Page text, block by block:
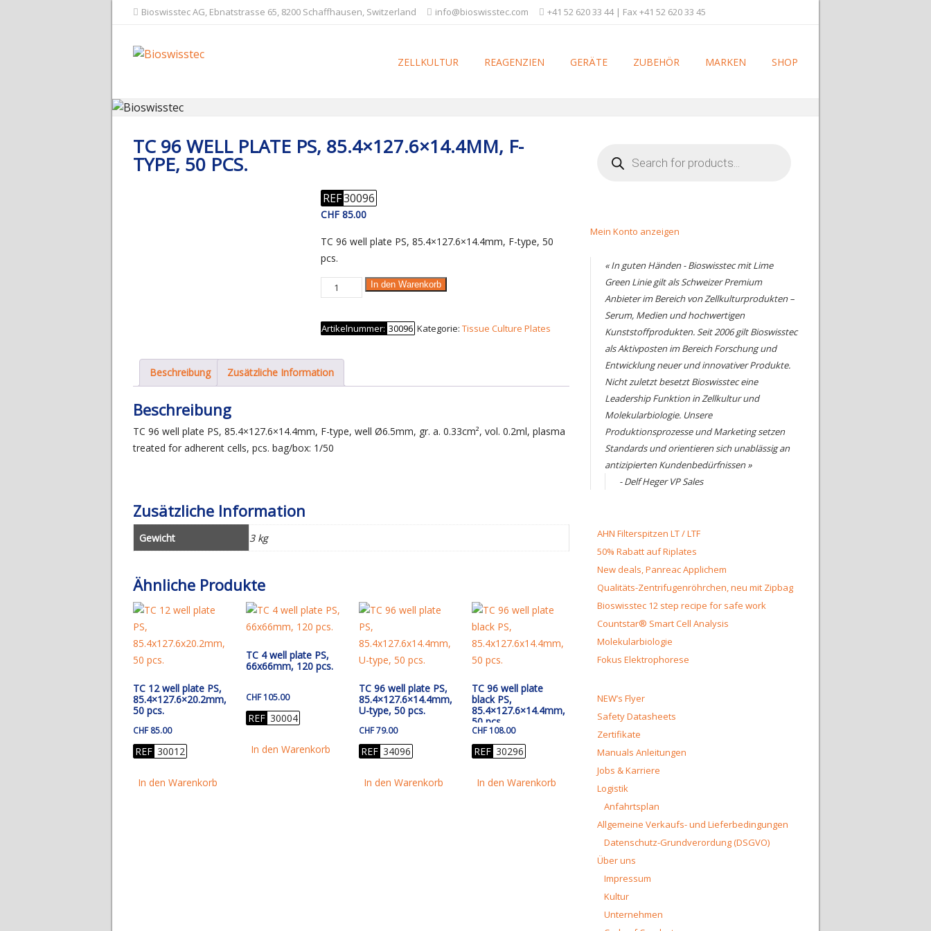
Bioswisstec AG, Ebnatstrasse 65, 8200 Schaffhausen, Switzerland info@bioswisstec.com +41 52 620 33 44 | Fax +41 52 620 33 45
ZELLKULTUR REAGENZIEN GERÄTE ZUBEHÖR MARKEN SHOP
TC 96 WELL PLATE PS, 85.4×127.6×14.4MM, F-
TYPE, 50 PCS.
REF30096
CHF85.00
TC 96 well plate PS, 85.4×127.6×14.4mm, F-type, 50
pcs.
96
well
plate
85.4x127.6x14.4mm,
F-
pcs.
Menge
In den Warenkorb
Artikelnummer: 30096 Kategorie: Tissue Culture Plates
Beschreibung Zusätzliche Information
Beschreibung
TC 96 well plate PS, 85.4×127.6×14.4mm, F-type, well Ø6.5mm, gr. a. 0.33cm², vol. 0.2ml, plasma
treated for adherent cells, pcs. bag/box: 1/50
Zusätzliche Information
Gewicht 3 kg
Ähnliche Produkte
TC 12 well plate PS,
85.4×127.6×20.2mm,
50 pcs.
CHF85.00
REF 30012
In den Warenkorb
TC 4 well plate PS,
66x66mm, 120 pcs.
CHF105.00
REF 30004
In den Warenkorb
TC 96 well plate PS,
85.4×127.6×14.4mm,
U-type, 50 pcs.
CHF79.00
REF 34096
In den Warenkorb
TC 96 well plate
black PS,
85.4×127.6×14.4mm,
50 pcs.
CHF108.00
REF 30296
In den Warenkorb
search
Mein Konto anzeigen
« In guten Händen - Bioswisstec mit Lime
Green Linie gilt als Schweizer Premium
Anbieter im Bereich von Zellkulturprodukten –
Serum, Medien und hochwertigen
Kunststoffprodukten. Seit 2006 gilt Bioswisstec
als Aktivposten im Bereich Forschung und
Entwicklung neuer und innovativer Produkte.
Nicht zuletzt besetzt Bioswisstec eine
Leadership Funktion in Zellkultur und
Molekularbiologie. Unsere
Produktionsprozesse und Marketing setzen
Standards und orientieren sich unablässig an
antizipierten Kundenbedürfnissen »
- Delf Heger VP Sales
AHN Filterspitzen LT / LTF
50% Rabatt auf Riplates
New deals, Panreac Applichem
Qualitäts-Zentrifugenröhrchen, neu mit Zipbag
Bioswisstec 12 step recipe for safe work
Countstar® Smart Cell Analysis
Molekularbiologie
Fokus Elektrophorese
NEW’s Flyer
Safety Datasheets
Zertifikate
Manuals Anleitungen
Jobs & Karriere
Logistik
Anfahrtsplan
Allgemeine Verkaufs- und Lieferbedingungen
Datenschutz-Grundverordung (DSGVO)
Über uns
Impressum
Kultur
Unternehmen